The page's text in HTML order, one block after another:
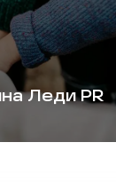
Леди PR